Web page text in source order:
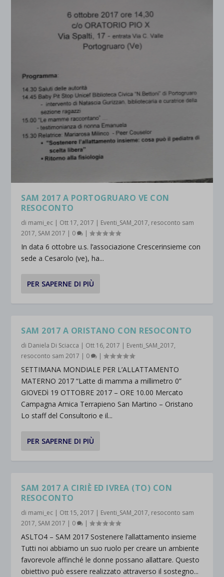
SAM 2017 A PORTOGRUARO VE CON
RESOCONTO
di mami_ec | Ott 17, 2017 | Eventi_SAM_2017, resoconto sam
2017, SAM 2017 | 0 |
In data 6 ottobre u.s. l’associazione Crescerinsieme con
sede a Cesarolo (ve), ha...
PER SAPERNE DI PIÙ
SAM 2017 A ORISTANO CON RESOCONTO
di Daniela Di Sciacca | Ott 16, 2017 | Eventi_SAM_2017,
resoconto sam 2017 | 0 |
SETTIMANA MONDIALE PER L’ALLATTAMENTO
MATERNO 2017 “Latte di mamma a millimetro 0”
GIOVEDì 19 OTTOBRE 2017 – ORE 10.00 Mercato
Campagna Amica Terrapieno San Martino – Oristano
Lo staff del Consultorio e il...
PER SAPERNE DI PIÙ
SAM 2017 A CIRIÈ ED IVREA (TO) CON
RESOCONTO
di mami_ec | Ott 15, 2017 | Eventi_SAM_2017, resoconto sam
2017, SAM 2017 | 0 |
ASLTO4 – SAM 2017 Sostenere l’allattamento insieme
Tutti noi abbiamo un suo ruolo per creare un ambiente
favorevole affinché le donne possano allattare. Questo
obiettivo può essere realizzato attraverso il sostegno...